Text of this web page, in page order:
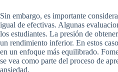
Sin embargo, es importante
igual de efectivas. Algunas
los estudiantes. La presión de
un rendimiento inferior. En estos
en un enfoque más equilibrado.
se vea como parte del proceso de
ansiedad.